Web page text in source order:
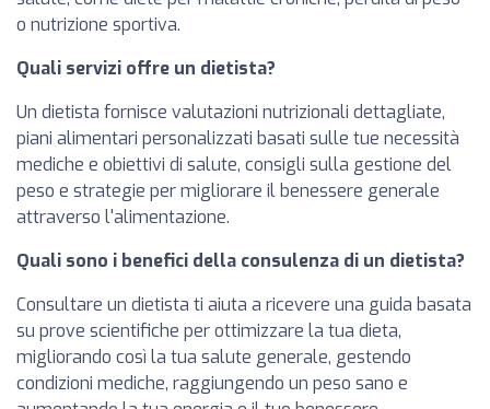
o nutrizione sportiva.
Quali servizi offre un dietista?
Un dietista fornisce valutazioni nutrizionali dettagliate,
piani alimentari personalizzati basati sulle tue necessità
mediche e obiettivi di salute, consigli sulla gestione del
peso e strategie per migliorare il benessere generale
attraverso l'alimentazione.
Quali sono i benefici della consulenza di un dietista?
Consultare un dietista ti aiuta a ricevere una guida basata
su prove scientifiche per ottimizzare la tua dieta,
migliorando così la tua salute generale, gestendo
condizioni mediche, raggiungendo un peso sano e